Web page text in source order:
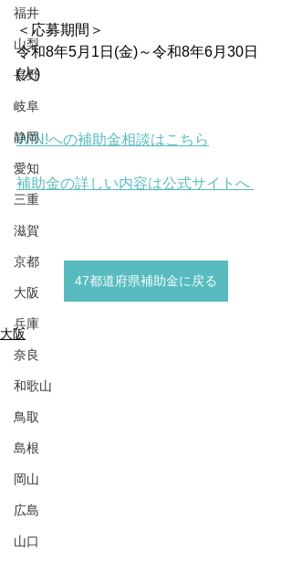
福井
山梨
長野
岐阜
静岡
愛知
三重
滋賀
京都
大阪
兵庫
奈良
和歌山
鳥取
島根
岡山
広島
山口
＜応募期間＞
令和8年5月1日(金)～令和8年6月30日
(火)
WIN!への補助金相談はこちら
補助金の詳しい内容は公式サイトへ
47都道府県補助金に戻る
大阪